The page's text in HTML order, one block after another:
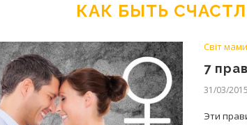
КАК БЫТЬ
Світ мами
7
31/03/2015
Эти